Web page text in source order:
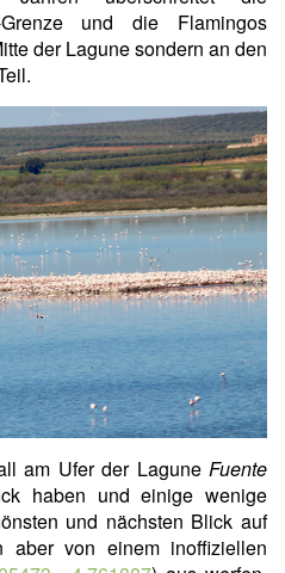
und die Flamingos
der Lagune sondern an den
am Ufer der Lagune Fuente
haben und einige wenige
und nächsten Blick auf
aber von einem inoffiziellen